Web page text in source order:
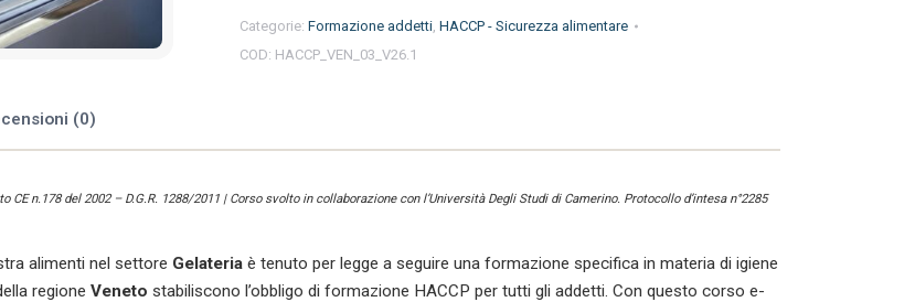
alimentare
nella
Categorie: Formazione addetti, HACCP - Sicurezza alimentare
COD: HACCP_VEN_03_V26.1
(0)
n.178 del 2002 – D.G.R. 1288/2011 | Corso svolto in collaborazione con l’Università Degli Studi di Camerino. Protocollo d’intesa n°2285
alimenti nel settore Gelateria è tenuto per legge a seguire una formazione specifica in materia di igiene
regione Veneto stabiliscono l’obbligo di formazione HACCP per tutti gli addetti. Con questo corso e-